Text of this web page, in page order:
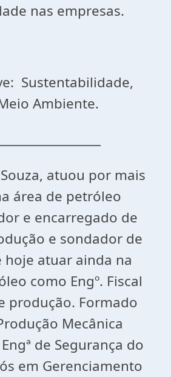
nas empresas.
Sustentabilidade,
Ambiente.
atuou por mais
área de petróleo
e encarregado de
e sondador de
hoje atuar ainda na
como Engº. Fiscal
produção. Formado
Mecânica
de Segurança do
em Gerenciamento